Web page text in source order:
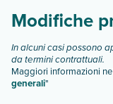
Modifiche
In alcuni casi possono
da termini contrattuali.
Maggiori informazioni
generali"